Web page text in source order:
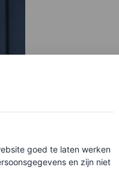
goed te laten werken
en zijn niet